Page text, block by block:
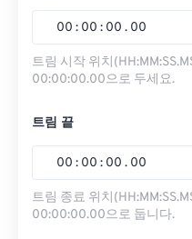
00 : 00 : 00 . 00
트림 시작 위치
00:00:00.00으로 두세요.
트림 끝
00 : 00 : 00 . 00
트림 종료 위치
00:00:00.00으로 둡니다.